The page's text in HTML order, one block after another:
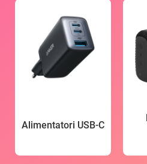
Alimentatori USB-C